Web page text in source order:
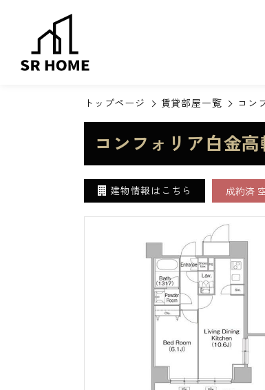
トップページ 賃貸部屋一覧 コン
コンフォリア白金
建物情報はこちら 成約済